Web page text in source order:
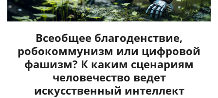
Всеобщее благоденствие,
робокоммунизм или цифровой
фашизм? К каким сценариям
человечество ведет
искусственный интеллект